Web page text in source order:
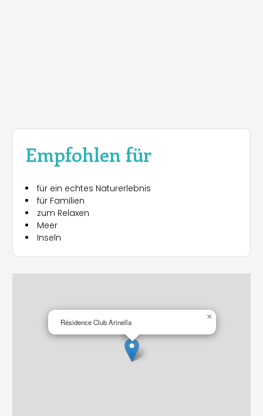
Empfohlen für
für ein echtes Naturerlebnis
für Familien
zum Relaxen
Meer
Inseln
Résidence Club Arinella
×